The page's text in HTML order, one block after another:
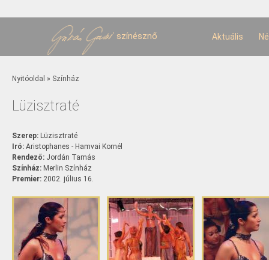
színésznő Aktuális
Jelenlegi hely
Nyitóoldal » Színház
Lüzisztraté
Szerep: Lüzisztraté
Iró: Aristophanes - Hamvai Kornél
Rendező: Jordán Tamás
Színház: Merlin Színház
Premier: 2002. július 16.